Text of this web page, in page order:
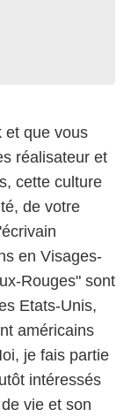
et que vous
réalisateur et
cette culture
de votre
en Visages-
Rouges" sont
Etats-Unis,
américains
je fais partie
intéressés
vie et son